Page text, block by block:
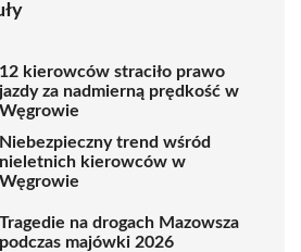
12 kierowców straciło prawo
jazdy za nadmierną prędkość w
Węgrowie
Niebezpieczny trend wśród
nieletnich kierowców w
Węgrowie
Tragedie na drogach Mazowsza
podczas majówki 2026